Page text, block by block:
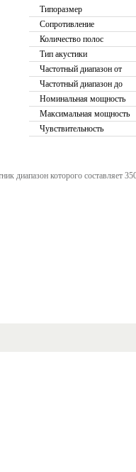
Типоразмер
Сопротивление
Количество полос
Тип акустики
Частотный диапазон от
Частотный диапазон до
Номинальная мощность
Максимальная мощность
Чувствительность
диапазон которого составляет